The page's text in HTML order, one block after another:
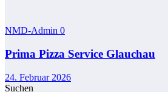
NMD-Admin 0
Prima Pizza Service Glauchau
24. Februar 2026
Suchen